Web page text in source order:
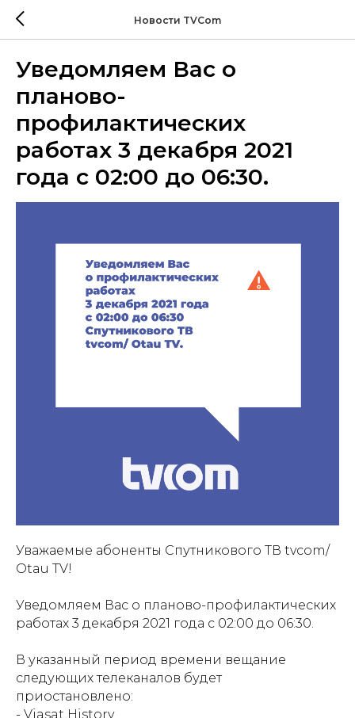
Новости TVCom
Уведомляем Вас о
планово-
профилактических
работах 3 декабря 2021
года с 02:00 до 06:30.
Уважаемые абоненты Спутникового ТВ tvcom/
Otau TV!
Уведомляем Вас о планово-профилактических
работах 3 декабря 2021 года с 02:00 до 06:30.
В указанный период времени вещание
следующих телеканалов будет
приостановлено:
- Viasat History